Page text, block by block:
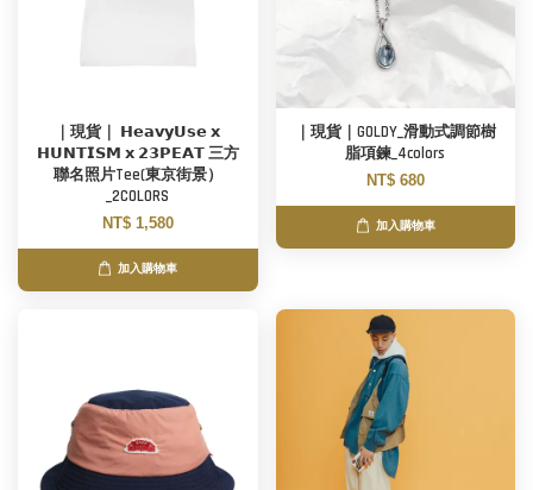
｜現貨｜ 𝗛𝗲𝗮𝘃𝘆𝗨𝘀𝗲 𝘅
𝗛𝗨𝗡𝗧𝗜𝗦𝗠 𝘅 𝟮𝟯𝗣𝗘𝗔𝗧 三方
聯名照片Tee(東京街景）
_2COLORS
NT$ 1,580
加入購物車
｜現貨｜GOLDY_滑動式調節樹
脂項鍊_4colors
NT$ 680
加入購物車